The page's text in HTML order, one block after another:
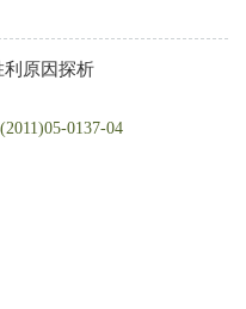
利原因探析
0137-04